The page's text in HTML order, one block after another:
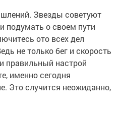
Звезды советуют
подумать о своем пути
ото всех дел
не только бег и скорость
правильный настрой
именно сегодня
Это случится неожиданно,